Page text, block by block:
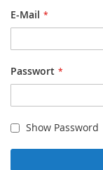
E-Mail
Passwort
Show Password